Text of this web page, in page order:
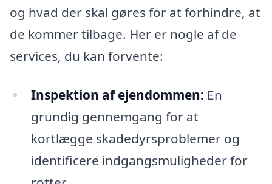
og hvad der skal gøres for at forhindre, at
de kommer tilbage. Her er nogle af de
services, du kan forvente:
Inspektion af ejendommen: En
grundig gennemgang for at
kortlægge skadedyrsproblemer og
identificere indgangsmuligheder for